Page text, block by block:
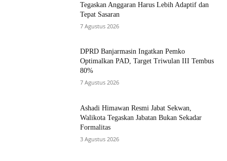
Tegaskan Anggaran Harus Lebih Adaptif dan
Tepat Sasaran
7 Agustus 2026
DPRD Banjarmasin Ingatkan Pemko
Optimalkan PAD, Target Triwulan III Tembus
80%
7 Agustus 2026
Ashadi Himawan Resmi Jabat Sekwan,
Walikota Tegaskan Jabatan Bukan Sekadar
Formalitas
3 Agustus 2026